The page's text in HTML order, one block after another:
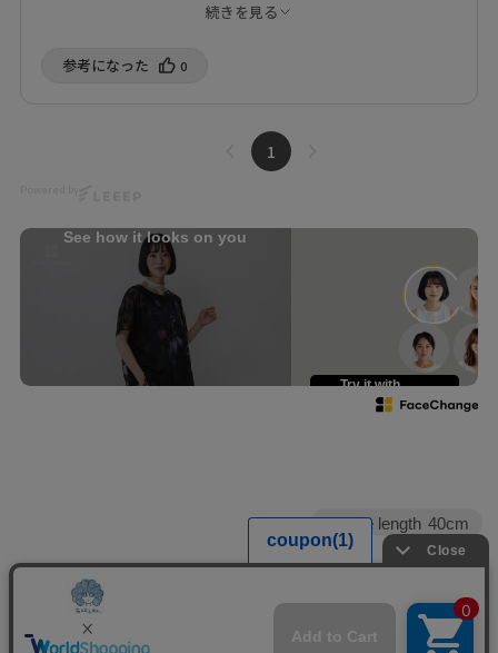
身長について：161～165㎝
続きを見る
参考になった️ 0
1
See how it looks on you
Try it with
your own face
Sleeve length 40cm
Width 58cm